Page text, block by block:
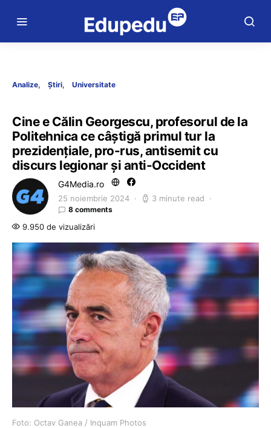
Analize Știri Universitate
Cine e Călin Georgescu, profesorul de la
Politehnica ce câștigă primul tur la
prezidențiale, pro-rus, antisemit cu
discurs legionar și anti-Occident
G4Media.ro
25 noiembrie 2024 3 minute read
8 comments
9.950 de vizualizări
Foto: Octav Ganea / Inquam Photos